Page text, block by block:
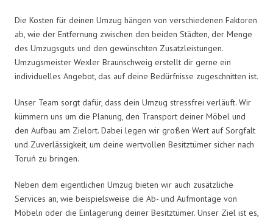
Die Kosten für deinen Umzug hängen von verschiedenen Faktoren
ab, wie der Entfernung zwischen den beiden Städten, der Menge
des Umzugsguts und den gewünschten Zusatzleistungen.
Umzugsmeister Wexler Braunschweig erstellt dir gerne ein
individuelles Angebot, das auf deine Bedürfnisse zugeschnitten ist.
Unser Team sorgt dafür, dass dein Umzug stressfrei verläuft. Wir
kümmern uns um die Planung, den Transport deiner Möbel und
den Aufbau am Zielort. Dabei legen wir großen Wert auf Sorgfalt
und Zuverlässigkeit, um deine wertvollen Besitztümer sicher nach
Toruń zu bringen.
Neben dem eigentlichen Umzug bieten wir auch zusätzliche
Services an, wie beispielsweise die Ab- und Aufmontage von
Möbeln oder die Einlagerung deiner Besitztümer. Unser Ziel ist es,